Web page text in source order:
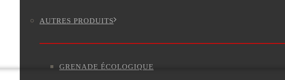
AUTRES PRODUITS
GRENADE ÉCOLOGIQUE